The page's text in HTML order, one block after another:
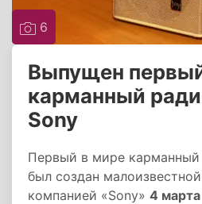
6
Выпущен
карманный
Sony
Первый в мире
был создан
компанией «Sony» 4